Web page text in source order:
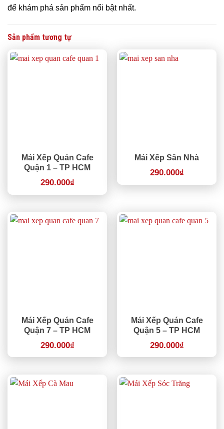
để khám phá sản phẩm nổi bật nhất.
Sản phẩm tương tự
Mái Xếp Quán Cafe
Quận 1 – TP HCM
290.000₫
Mái Xếp Sân Nhà
290.000₫
Mái Xếp Quán Cafe
Quận 7 – TP HCM
290.000₫
Mái Xếp Quán Cafe
Quận 5 – TP HCM
290.000₫